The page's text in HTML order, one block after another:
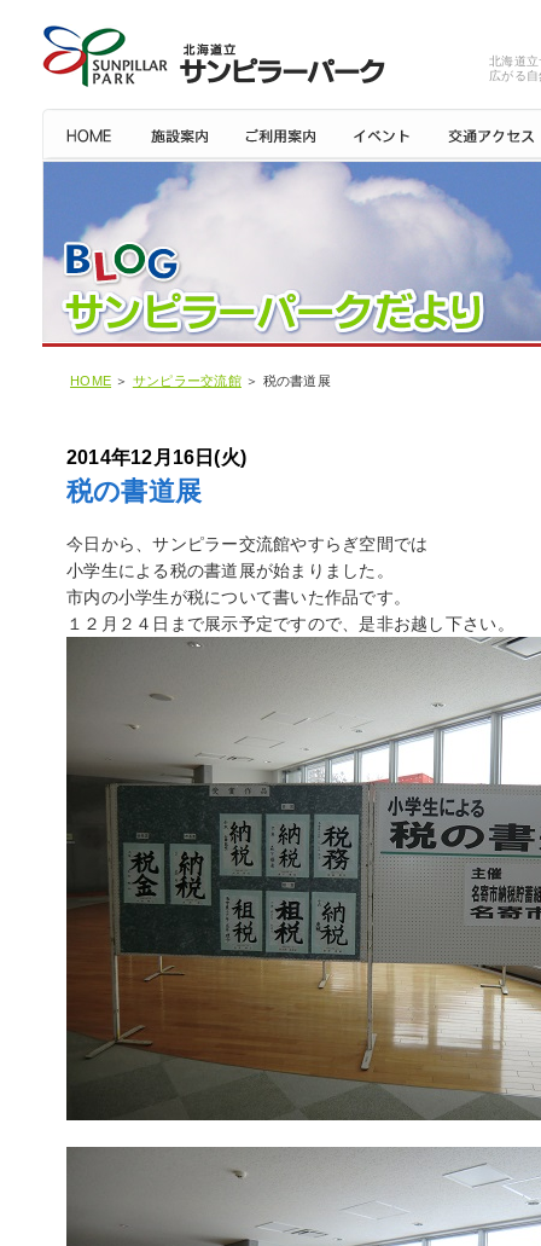
北海道
広がる
HOME ＞ サンピラー交流館＞ 税の書道展
2014年12月16日(火)
税の書道展
今日から、サンピラー交流館やすらぎ空間では
小学生による税の書道展が始まりました。
市内の小学生が税について書いた作品です。
１２月２４日まで展示予定ですので、是非お越し下さい。